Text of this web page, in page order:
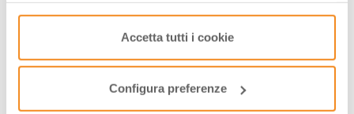
consenso cliccando su “Usa solo i cookie necessari” e
saranno attivati i soli cookie tecnici necessari al corretto
funzionamento del sito.
Accetta tutti i cookie
Configura preferenze
01
02 03 04 05 06
07
10 11 12
15
16 17 18 19 20
21